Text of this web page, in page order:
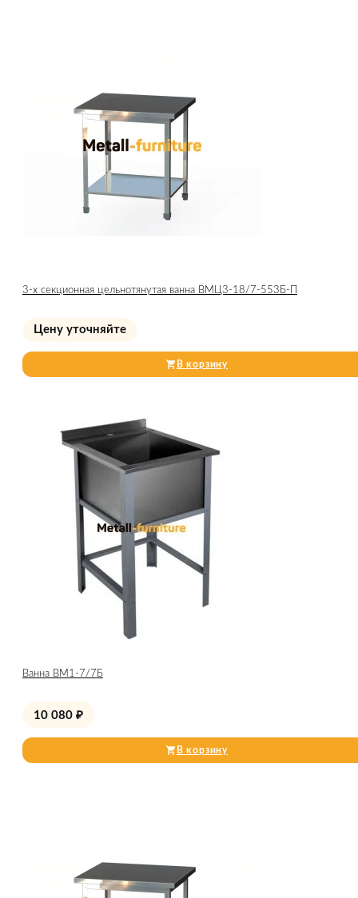
3-х секционная цельнотянутая ванна ВМЦ3-18/7-553Б-П
Цену уточняйте
В корзину
Ванна ВМ1-7/7Б
10 080 ₽
В корзину